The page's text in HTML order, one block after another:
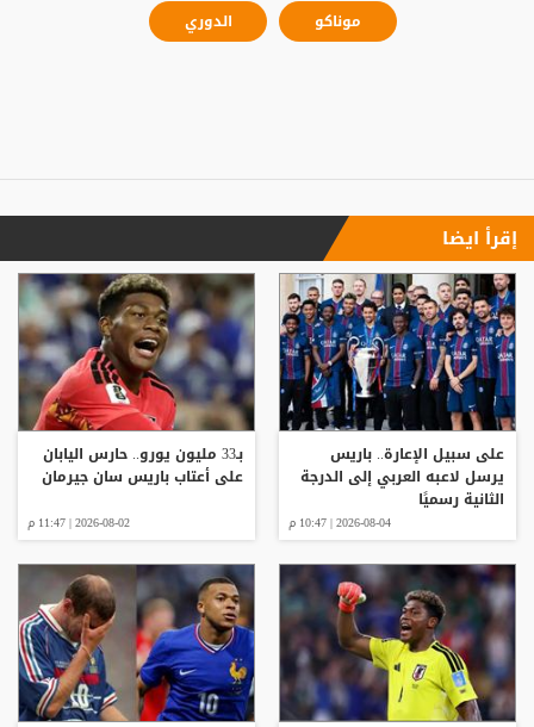
موناكو
الدوري
إقرأ ايضا
على سبيل الإعارة.. باريس
يرسل لاعبه العربي إلى الدرجة
الثانية رسميًا
2026-08-04 | 10:47 م
بـ33 مليون يورو.. حارس اليابان
على أعتاب باريس سان جيرمان
2026-08-02 | 11:47 م